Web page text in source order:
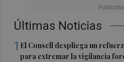
Últimas Noticias
1 El Consell despliega un
para extremar la vigilancia